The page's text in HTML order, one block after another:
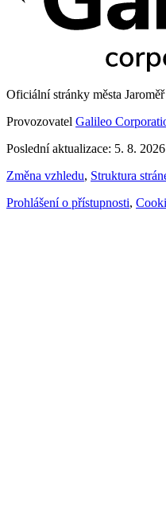
Oficiální stránky města
Provozovatel Galileo
Poslední aktualizace: 5. 8. 2026
Změna vzhledu, Struktura
Prohlášení o přístupnosti,